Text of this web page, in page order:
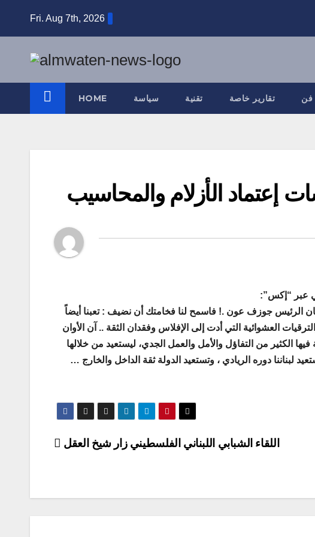
Fri. Aug 7th, 2026
HOME سياسة تقنية تقارير خاصة فن
إعتماد الأزلام والمحاسيب
عبر “إكس”:
الرئيس جوزف عون .! فاسمح لنا فخامتك أن نضيف : تعبنا أيضاً
العشوائية التي أدت إلى الإفلاس وفقدان الثقة .. آن الأوان
الكثير من التفاؤل والأمل والعمل الجدي، ليستعيد من خلالها
لبناننا دوره الريادي ، وتستعيد الدولة ثقة الداخل والخارج …
اللقاء الشبابي اللبناني الفلسطيني زار شيخ العقل